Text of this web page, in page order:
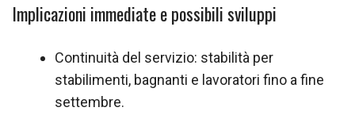
Implicazioni immediate e possibili sviluppi
Continuità del servizio: stabilità per
stabilimenti, bagnanti e lavoratori fino a fine
settembre.